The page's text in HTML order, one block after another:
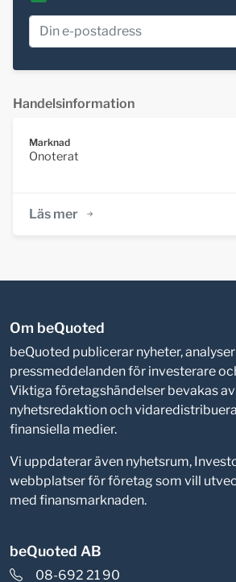
Handelsinformation
Marknad
Onoterat
Läs mer
Om beQuoted
beQuoted publicerar nyheter,
pressmeddelanden för investerare
Viktiga företagshändelser bevakas
nyhetsredaktion och
finansiella medier.
Vi uppdaterar även nyhetsrum,
webbplatser för företag som vill
med finansmarknaden.
beQuoted AB
08-692 21 90